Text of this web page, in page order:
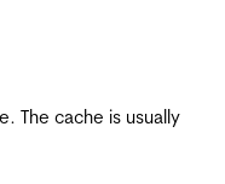
The cache is usually